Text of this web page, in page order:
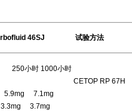
46SJ 试验方法
小时
验 CETOP RP 67H
7.1mg
3.7mg